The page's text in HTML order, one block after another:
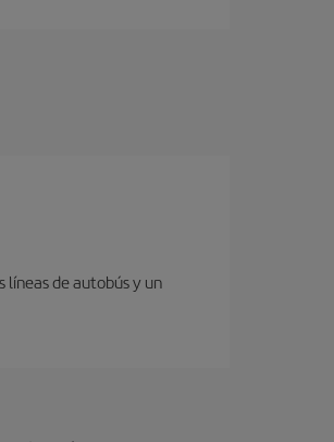
líneas de autobús y un